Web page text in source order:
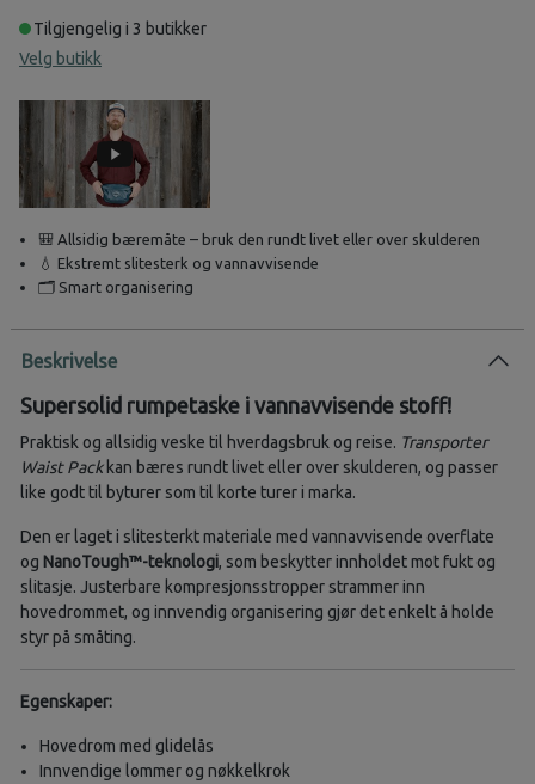
Tilgjengelig i 3 butikker
Velg butikk
🎒 Allsidig bæremåte – bruk den rundt livet eller over skulderen
💧 Ekstremt slitesterk og vannavvisende
🗂️ Smart organisering
Beskrivelse
Supersolid rumpetaske i vannavvisende stoff!
Praktisk og allsidig veske til hverdagsbruk og reise. Transporter
Waist Packkan bæres rundt livet eller over skulderen, og passer
like godt til byturer som til korte turer i marka.
Den er laget i slitesterkt materiale med vannavvisende overflate
og NanoTough™-teknologi, som beskytter innholdet mot fukt og
slitasje. Justerbare kompresjonsstropper strammer inn
hovedrommet, og innvendig organisering gjør det enkelt å holde
styr på småting.
Egenskaper:
Hovedrom med glidelås
Innvendige lommer og nøkkelkrok